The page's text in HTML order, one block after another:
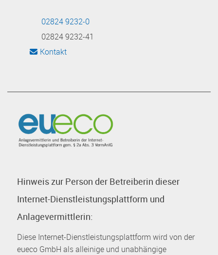
02824 9232-0
02824 9232-41
Kontakt
Hinweis zur Person der Betreiberin dieser
Internet-Dienstleistungsplattform und
Anlagevermittlerin:
Diese Internet-Dienstleistungsplattform wird von der
eueco GmbH als alleinige und unabhängige